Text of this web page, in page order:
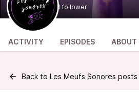
1 follower
ACTIVITY EPISODES ABOUT
Back to Les Meufs Sonores posts